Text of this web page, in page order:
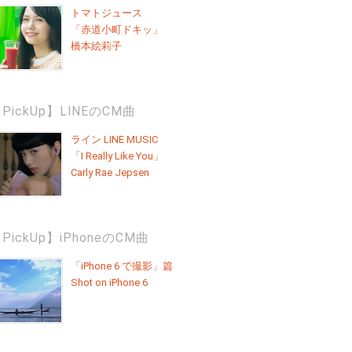
トマトジュース
「赤道小町ドキッ」
橋本絵莉子
】LINEのCM曲
ライン LINE MUSIC
「I Really Like You」
Carly Rae Jepsen
】iPhoneのCM曲
「iPhone 6 で撮影」篇
Shot on iPhone 6